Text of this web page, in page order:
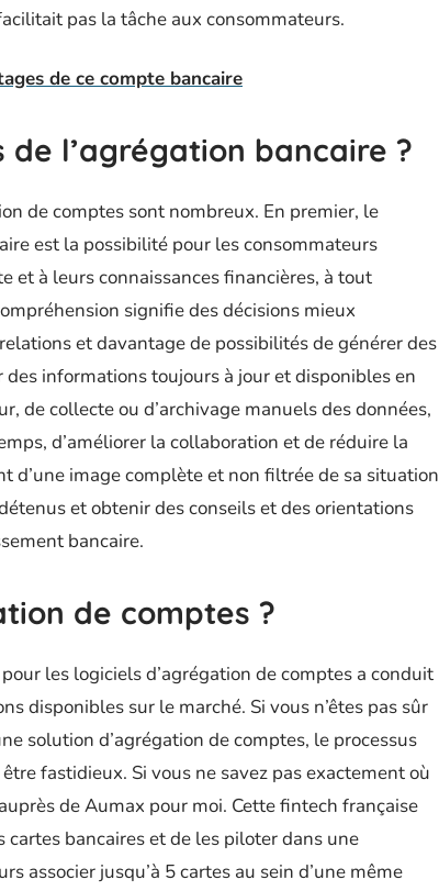
pas la tâche aux consommateurs.
de ce compte bancaire
de l’agrégation bancaire ?
de comptes sont nombreux. En premier, le
est la possibilité pour les consommateurs
et à leurs connaissances financières, à tout
signifie des décisions mieux
et davantage de possibilités de générer des
informations toujours à jour et disponibles en
de collecte ou d’archivage manuels des données,
d’améliorer la collaboration et de réduire la
d’une image complète et non filtrée de sa situation
et obtenir des conseils et des orientations
bancaire.
de comptes ?
les logiciels d’agrégation de comptes a conduit
disponibles sur le marché. Si vous n’êtes pas sûr
solution d’agrégation de comptes, le processus
fastidieux. Si vous ne savez pas exactement où
de Aumax pour moi. Cette fintech française
bancaires et de les piloter dans une
associer jusqu’à 5 cartes au sein d’une même